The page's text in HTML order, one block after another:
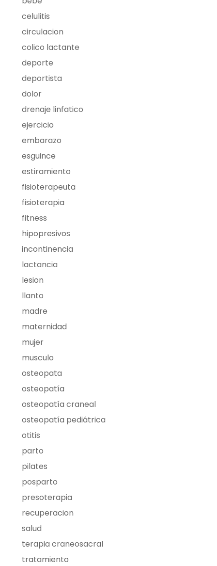
celulitis
circulacion
colico lactante
deporte
deportista
dolor
drenaje linfatico
ejercicio
embarazo
esguince
estiramiento
fisioterapeuta
fisioterapia
fitness
hipopresivos
incontinencia
lactancia
lesion
llanto
madre
maternidad
mujer
musculo
osteopata
osteopatía
osteopatía craneal
osteopatía pediátrica
otitis
parto
pilates
posparto
presoterapia
recuperacion
salud
terapia craneosacral
tratamiento